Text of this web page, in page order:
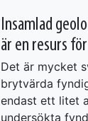
Insamlad
är en resurs
Det är mycket
brytvärda
endast ett litet
undersökta